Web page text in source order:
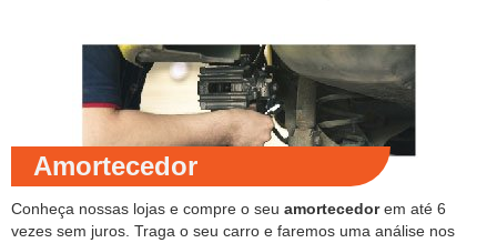
Amortecedor
Conheça nossas lojas e compre o seu amortecedorem até 6
vezes sem juros. Traga o seu carro e faremos uma análise nos